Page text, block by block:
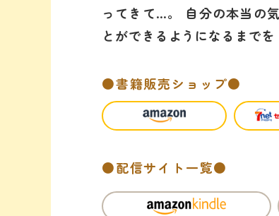
ってきて…。 自分の本当の
とができるようになるまで
●書籍販売ショップ●
●配信サイト一覧●